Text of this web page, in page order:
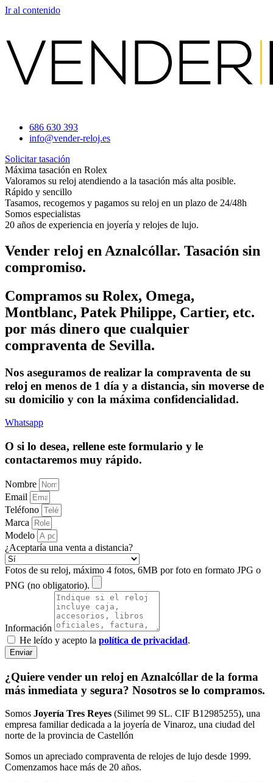
Ir al contenido
686 630 393
info@vender-reloj.es
Solicitar tasación
Máxima tasación en Rolex
Valoramos su reloj atendiendo a la tasación más alta posible.
Rápido y sencillo
Tasamos, recogemos y pagamos su reloj en un plazo de 24/48h
Somos especialistas
20 años de experiencia en joyería y relojes de lujo.
Vender reloj en Aznalcóllar. Tasación sin
compromiso.
Compramos su Rolex, Omega,
Montblanc, Patek Philippe, Cartier, etc.
por más dinero que cualquier
compraventa de Sevilla.
Nos aseguramos de realizar la compraventa de su
reloj en menos de 1 día y a distancia, sin moverse de
su domicilio y con la máxima confidencialidad.
Whatsapp
O si lo desea, rellene este formulario y le
contactaremos muy rápido.
Nombre
Email
Teléfono
Marca
Modelo
¿Aceptaría una venta a distancia?
Fotos de su reloj, máximo 4 fotos, 6MB por foto en formato JPG o
PNG (no obligatorio).
Información
He leído y acepto la política de privacidad.
Enviar
¿Quiere vender un reloj en Aznalcóllar de la forma
más inmediata y segura? Nosotros se lo compramos.
Somos Joyería Tres Reyes (Silimet 99 SL. CIF B12985255), una
empresa familiar dedicada a la joyería de Vinaroz, una ciudad del
norte de la provincia de Castellón
Somos un apreciado compraventa de relojes de lujo desde 1999.
Comenzamos hace más de 20 años.